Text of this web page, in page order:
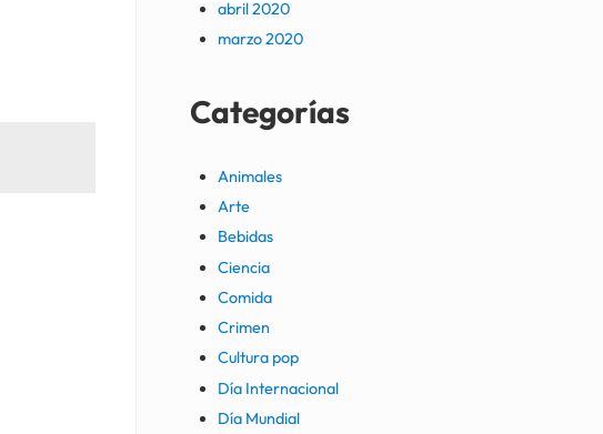
abril 2020
marzo 2020
Categorías
Animales
Arte
Bebidas
Ciencia
Comida
Crimen
Cultura pop
Día Internacional
Día Mundial